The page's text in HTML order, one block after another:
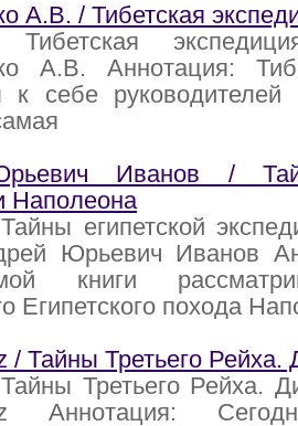
А.В. / Тибетская
Тибетская
А.В. Аннотация:
к себе руководителей
Иванов /
Наполеона
египетской
Юрьевич Иванов
книги
Египетского похода
/ Тайны Третьего Рейха.
Третьего Рейха.
Аннотация: